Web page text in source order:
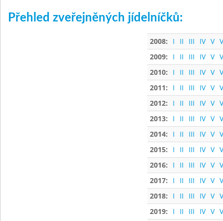
Přehled zveřejněných jídelníčků:
2008: I II III IV V
2009:
I II III IV V
2010:
I II III IV V
2011:
I II III IV V
2012:
I II III IV V
2013:
I II III IV V
2014:
I II III IV V
2015:
I II III IV V
2016:
I II III IV V
2017:
I II III IV V
2018:
I II III IV V
2019:
I II III IV V